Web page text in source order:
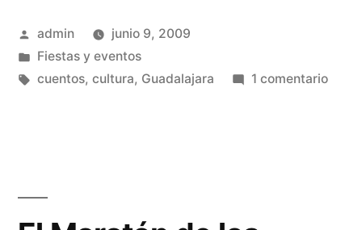
los
Cuentos
Publicado
por
admin
junio 9, 2009
Publicado
en
Fiestas y eventos
Etiquetas:
cuentos, cultura, Guadalajara 1 comentarioen